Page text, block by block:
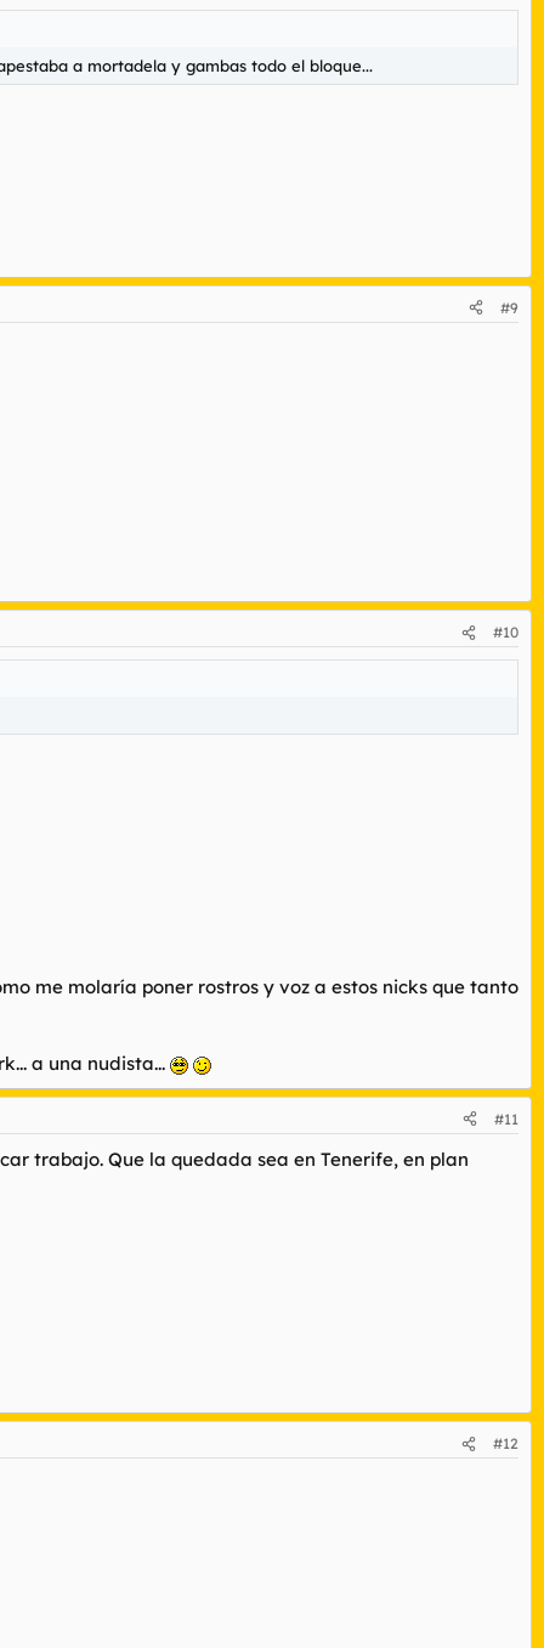
a mortadela y gambas todo el bloque...
#9
#10
me molaría poner rostros y voz a estos nicks que tanto
a una nudista...
#11
trabajo. Que la quedada sea en Tenerife, en plan
#12